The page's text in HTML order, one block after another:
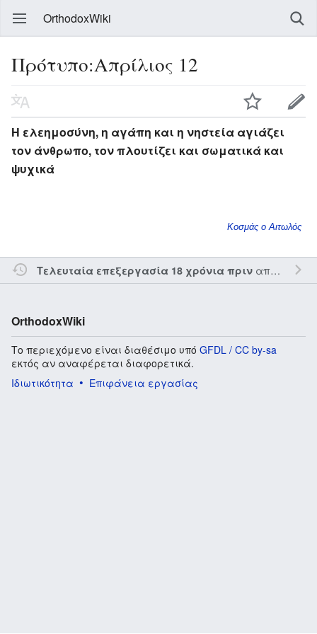
OrthodoxWiki
Πρότυπο:Απρίλιος 12
Η ελεημοσύνη, η αγάπη και η νηστεία αγιάζει
τον άνθρωπο, τον πλουτίζει και σωματικά και
ψυχικά
Κοσμάς ο Αιτωλός
Τελευταία επεξεργασία 18 χρόνια πριναπό τον την
OrthodoxWiki
Το περιεχόμενο είναι διαθέσιμο υπό GFDL / CC by-sa
εκτός αν αναφέρεται διαφορετικά.
Ιδιωτικότητα
Επιφάνεια εργασίας